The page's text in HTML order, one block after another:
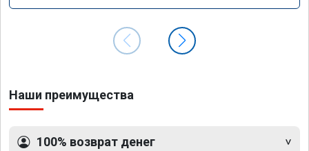
Наши преимущества
100% возврат денег